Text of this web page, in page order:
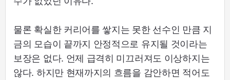
물론 확실한 커리어를 쌓지는 못한 선수인 만큼 지
금의 모습이 끝까지 안정적으로 유지될 것이라는
보장은 없다. 언제 급격히 미끄러져도 이상하지는
않다. 하지만 현재까지의 흐름을 감안하면 적어도